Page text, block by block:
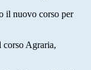
il nuovo corso per
corso Agraria,